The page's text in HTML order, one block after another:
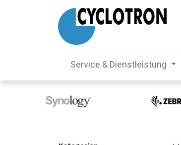
Service & Dienstleistung